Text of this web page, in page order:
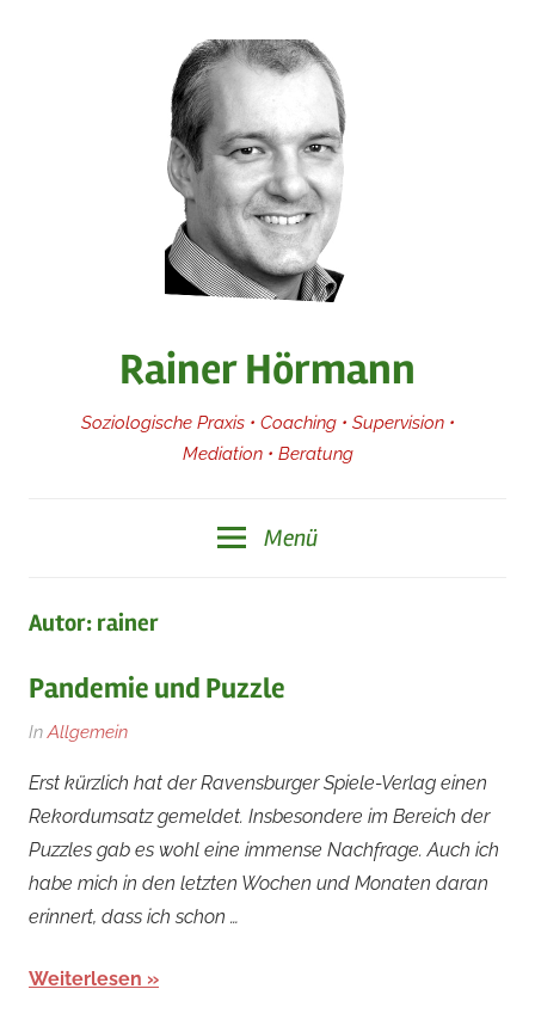
Rainer Hörmann
Soziologische Praxis • Coaching • Supervision •
Mediation • Beratung
Menü
Autor: rainer
Pandemie und Puzzle
Am
April
2021
Von
InAllgemein
Erst kürzlich hat der Ravensburger Spiele-Verlag einen
Rekordumsatz gemeldet. Insbesondere im Bereich der
Puzzles gab es wohl eine immense Nachfrage. Auch ich
habe mich in den letzten Wochen und Monaten daran
erinnert, dass ich schon …
Weiterlesen